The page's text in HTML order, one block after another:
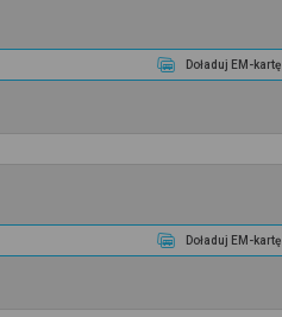
Doładuj EM-kartę
Doładuj EM-kartę